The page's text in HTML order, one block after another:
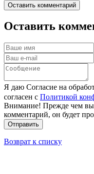
Оставить комментарий
Оставить
Я даю Согласие на
согласен с Политикой
Внимание! Прежде чем вы
комментарий, он будет
Отправить
Возврат к списку